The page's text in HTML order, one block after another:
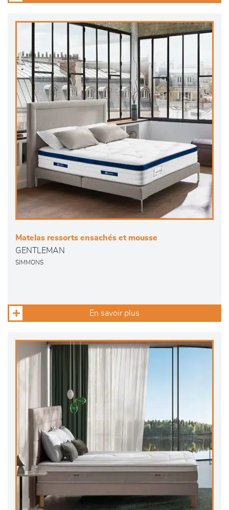
Matelas ressorts ensachés et mousse
GENTLEMAN
SIMMONS
En savoir plus